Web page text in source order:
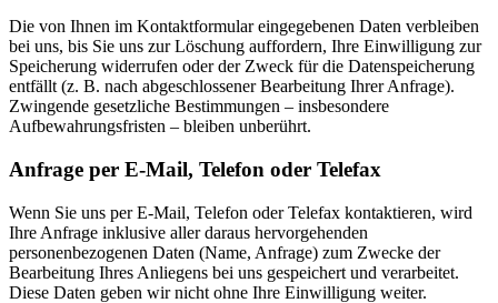
Die von Ihnen im Kontaktformular eingegebenen Daten verbleiben
bei uns, bis Sie uns zur Löschung auffordern, Ihre Einwilligung zur
Speicherung widerrufen oder der Zweck für die Datenspeicherung
entfällt (z. B. nach abgeschlossener Bearbeitung Ihrer Anfrage).
Zwingende gesetzliche Bestimmungen – insbesondere
Aufbewahrungsfristen – bleiben unberührt.
Anfrage per E-Mail, Telefon oder Telefax
Wenn Sie uns per E-Mail, Telefon oder Telefax kontaktieren, wird
Ihre Anfrage inklusive aller daraus hervorgehenden
personenbezogenen Daten (Name, Anfrage) zum Zwecke der
Bearbeitung Ihres Anliegens bei uns gespeichert und verarbeitet.
Diese Daten geben wir nicht ohne Ihre Einwilligung weiter.